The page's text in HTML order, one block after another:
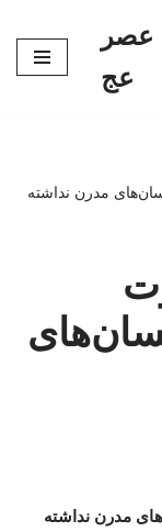
عصر
عج
مدرن نداشته
مدرن نداشته